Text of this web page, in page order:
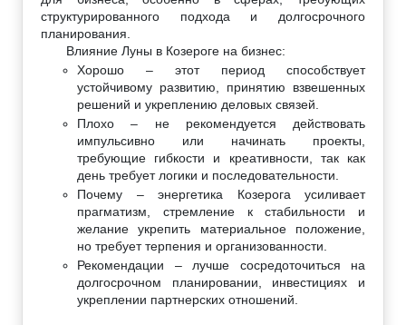
структурированного подхода и долгосрочного
планирования.
Влияние Луны в Козероге на бизнес:
Хорошо – этот период способствует
устойчивому развитию, принятию взвешенных
решений и укреплению деловых связей.
Плохо – не рекомендуется действовать
импульсивно или начинать проекты,
требующие гибкости и креативности, так как
день требует логики и последовательности.
Почему – энергетика Козерога усиливает
прагматизм, стремление к стабильности и
желание укрепить материальное положение,
но требует терпения и организованности.
Рекомендации – лучше сосредоточиться на
долгосрочном планировании, инвестициях и
укреплении партнерских отношений.